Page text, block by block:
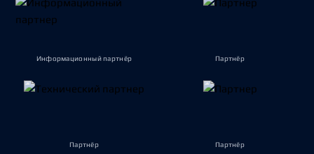
Информационный партнёр Партнёр
Партнёр Партнёр